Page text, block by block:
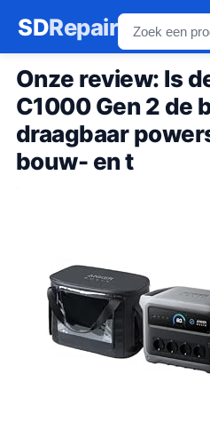
SDRepair
Onze review: Is
C1000 Gen 2 de
draagbaar
bouw- en t